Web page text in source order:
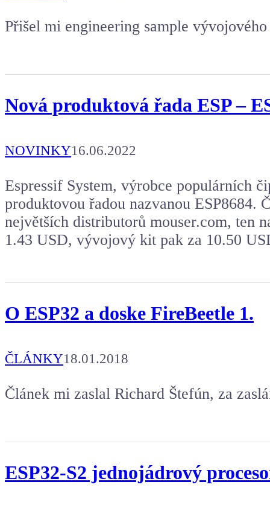
Přišel mi engineering sample
Nová produktová řada ESP –
NOVINKY16.06.2022
Espressif System, výrobce populárních
produktovou řadou nazvanou ESP8684.
největších distributorů mouser.com, ten
1.43 USD, vývojový kit pak za 10.50
O ESP32 a doske FireBeetle 1.
ČLÁNKY18.01.2018
Článek mi zaslal Richard Štefún, za
ESP32-S2 jednojádrový